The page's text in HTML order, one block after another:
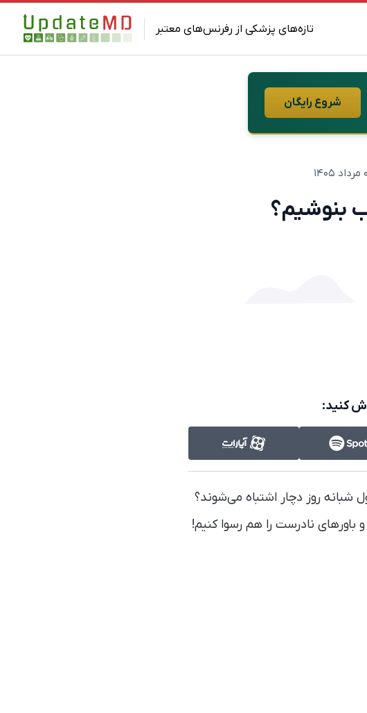
تازه‌های پزشکی از رفرنس‌های معتبر
شروع رایگان
بنوشیم؟
کنید:
شبانه‌ روز دچار اشتباه می‌شوند؟
باورهای نادرست را هم رسوا کنیم!